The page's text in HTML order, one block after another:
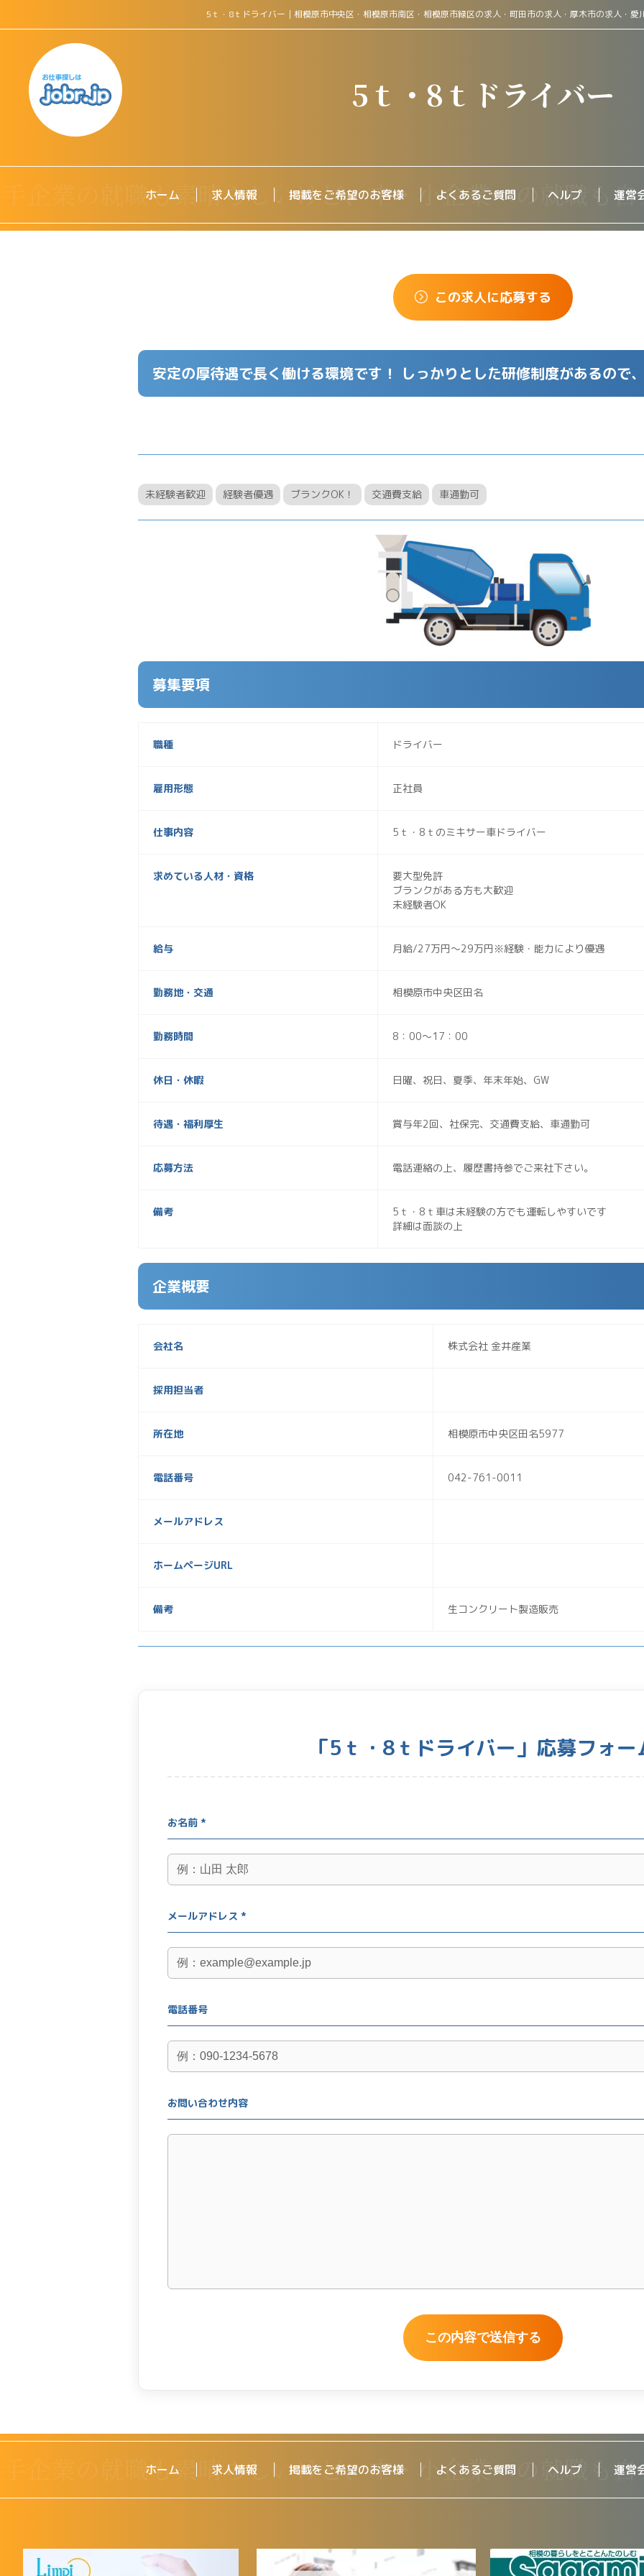
5ｔ・8ｔドライバー｜相模原市中央区・相模原市南区・相模原市緑区の求人・町田市の求人・厚木市の求人・愛
5ｔ・8ｔドライバー
ホーム 求人情報 掲載をご希望のお客様 よくあるご質問 ヘルプ 運営
この求人に応募する
安定の厚待遇で長く働ける環境です！ しっかりとした研修制度があるので
未経験者歓迎 経験者優遇 ブランクOK！ 交通費支給 車通勤可
募集要項
職種 ドライバー
雇用形態 正社員
仕事内容 5ｔ・8ｔのミキサー車ドライバー
求めている人材・資格
要大型免許
ブランクがある方も大歓迎
未経験者OK
給与 月給/27万円～29万円※経験・能力により優遇
勤務地・交通 相模原市中央区田名
勤務時間 8：00～17：00
休日・休暇 日曜、祝日、夏季、年末年始、GW
待遇・福利厚生 賞与年2回、社保完、交通費支給、車通勤可
応募方法 電話連絡の上、履歴書持参でご来社下さい。
備考
5ｔ・8ｔ車は未経験の方でも運転しやすいです
詳細は面談の上
企業概要
会社名 株式会社 金井産業
採用担当者
所在地 相模原市中央区田名5977
電話番号 042-761-0011
メールアドレス
ホームページURL
備考 生コンクリート製造販売
「5ｔ・8ｔドライバー」応募フォー
お名前 *
メールアドレス *
電話番号
お問い合わせ内容
ホーム 求人情報 掲載をご希望のお客様 よくあるご質問 ヘルプ 運営